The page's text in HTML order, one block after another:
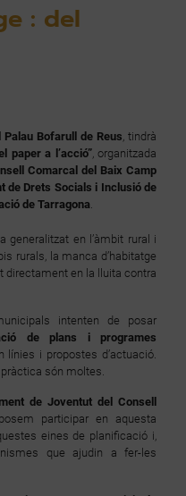
: del
Bofarull de Reus, tindrà
paper a l’acció”, organitzada
Comarcal del Baix Camp
de Drets Socials i Inclusió de
de Tarragona.
generalitzat en l’àmbit rural i
rurals, la manca d’habitatge
en la lluita contra
intenten de posar
de plans i programes
línies i propostes d’actuació.
són moltes.
de Joventut del Consell
participar en aquesta
eines de planificació i,
que ajudin a fer-les